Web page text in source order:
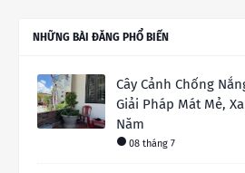
NHỮNG BÀI ĐĂNG PHỔ BIẾN
Cây Cảnh Chống
Giải Pháp Mát Mẻ,
Năm
08 tháng 7